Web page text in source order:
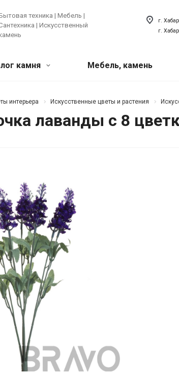
техника | Мебель |
| Искусственный
г.
г.
Бытовая техника
Крупная техника для кухни
Мелкая бытовая техника
камня
Акриловый искусственный
Мебель, камень
интерьера Искусственные цветы и растения
лаванды с 8